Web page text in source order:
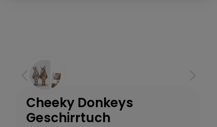
Cheeky Donkeys
Geschirrtuch